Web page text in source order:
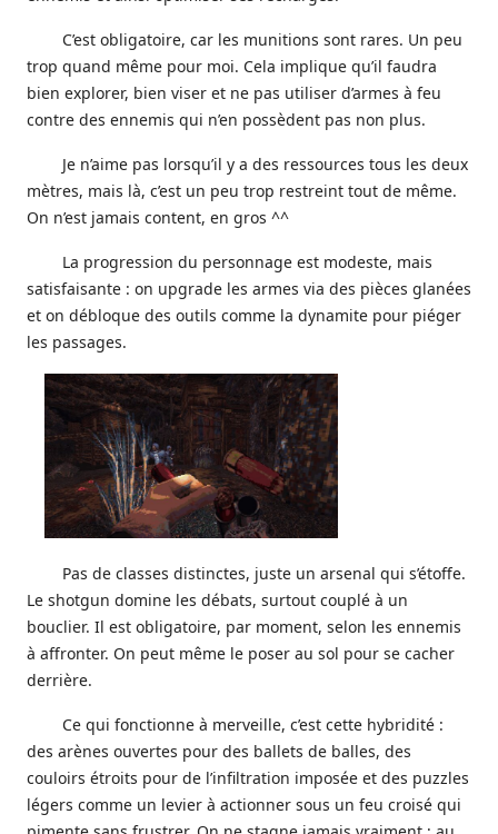
C’est obligatoire, car les munitions sont rares. Un peu
trop quand même pour moi. Cela implique qu’il faudra
bien explorer, bien viser et ne pas utiliser d’armes à feu
contre des ennemis qui n’en possèdent pas non plus.
Je n’aime pas lorsqu’il y a des ressources tous les deux
mètres, mais là, c’est un peu trop restreint tout de même.
On n’est jamais content, en gros ^^
La progression du personnage est modeste, mais
satisfaisante : on upgrade les armes via des pièces glanées
et on débloque des outils comme la dynamite pour piéger
les passages.
Pas de classes distinctes, juste un arsenal qui s’étoffe.
Le shotgun domine les débats, surtout couplé à un
bouclier. Il est obligatoire, par moment, selon les ennemis
à affronter. On peut même le poser au sol pour se cacher
derrière.
Ce qui fonctionne à merveille, c’est cette hybridité :
des arènes ouvertes pour des ballets de balles, des
couloirs étroits pour de l’infiltration imposée et des puzzles
légers comme un levier à actionner sous un feu croisé qui